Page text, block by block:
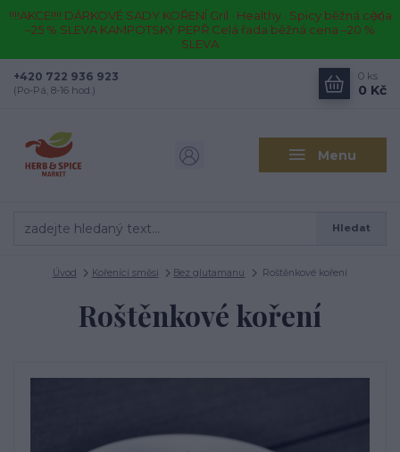
!!!!AKCE!!!! DÁRKOVÉ SADY KOŘENÍ Gril · Healthy · Spicy běžná cena
–25 % SLEVA KAMPOTSKÝ PEPŘ Celá řada běžná cena –20 %
SLEVA
Menu
Hledat
+420 722 936 923
(Po-Pá, 8-16 hod.)
0 ks
0 Kč
Úvod Kořenící směsi Bez glutamanu Roštěnkové koření
Roštěnkové koření